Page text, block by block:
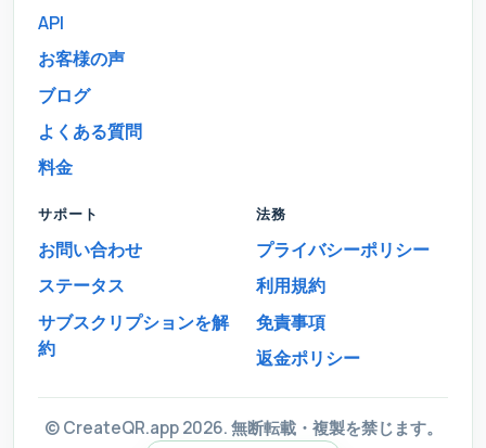
API
お客様の声
ブログ
よくある質問
料金
サポート
お問い合わせ
ステータス
サブスクリプションを解
約
法務
プライバシーポリシー
利用規約
免責事項
返金ポリシー
© CreateQR.app 2026. 無断転載・複製を禁じます。